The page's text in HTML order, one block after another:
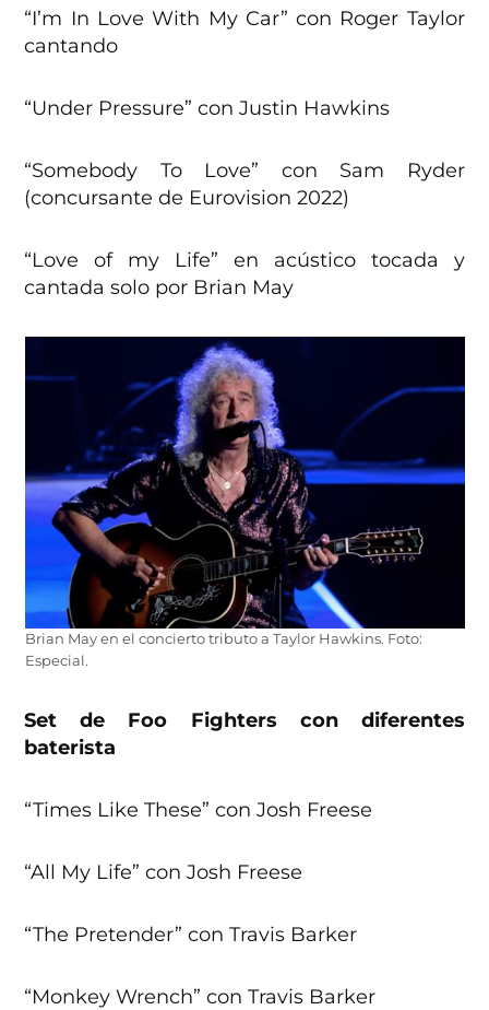
“I’m In Love With My Car” con Roger Taylor
cantando
“Under Pressure” con Justin Hawkins
“Somebody To Love” con Sam Ryder
(concursante de Eurovision 2022)
“Love of my Life” en acústico tocada y
cantada solo por Brian May
Brian May en el concierto tributo a Taylor Hawkins. Foto:
Especial.
Set de Foo Fighters con diferentes
baterista
“Times Like These” con Josh Freese
“All My Life” con Josh Freese
“The Pretender” con Travis Barker
“Monkey Wrench” con Travis Barker